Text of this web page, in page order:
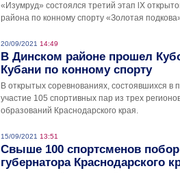
«Изумруд» состоялся третий этап lX
района по конному спорту «Золотая
20/09/2021 14:49
В Динском районе прошел
Кубани по конному спорту
В открытых соревнованиях, состоявшихся
участие 105 спортивных пар из трех
образований Краснодарского края.
15/09/2021 13:51
Свыше 100 спортсменов
губернатора Краснодарского